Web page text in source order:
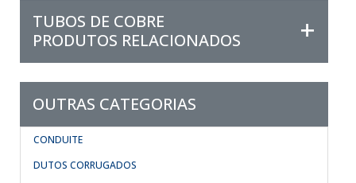
TUBOS DE COBRE
PRODUTOS RELACIONADOS
OUTRAS CATEGORIAS
CONDUITE
DUTOS CORRUGADOS